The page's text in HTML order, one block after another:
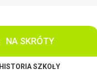
NA SKRÓTY
HISTORIA SZKOŁY